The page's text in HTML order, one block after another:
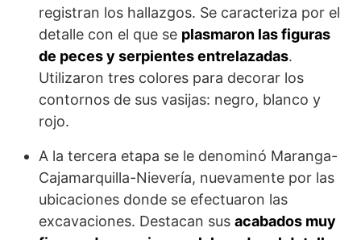
registran los hallazgos. Se caracteriza por el
detalle con el que se plasmaron las figuras
de peces y serpientes entrelazadas.
Utilizaron tres colores para decorar los
contornos de sus vasijas: negro, blanco y
rojo.
A la tercera etapa se le denominó Maranga-
Cajamarquilla-Nievería, nuevamente por las
ubicaciones donde se efectuaron las
excavaciones. Destacan sus acabados muy